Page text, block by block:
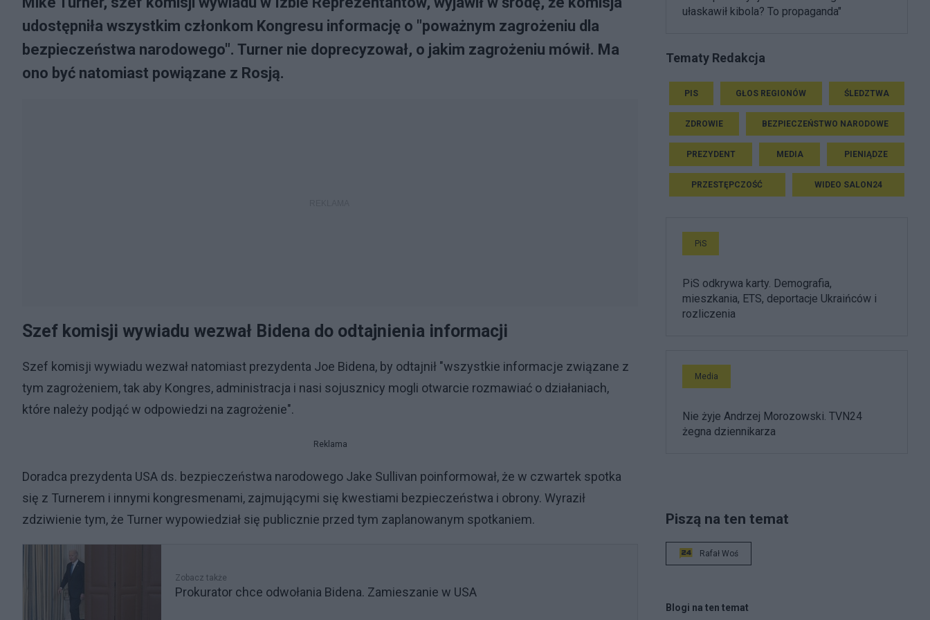
udostępniła wszystkim członkom Kongresu informację o "poważnym zagrożeniu dla
bezpieczeństwa narodowego". Turner nie doprecyzował, o jakim zagrożeniu mówił. Ma
ono być natomiast powiązane z Rosją.
Szef komisji wywiadu wezwał Bidena do odtajnienia informacji
Szef komisji wywiadu wezwał natomiast prezydenta Joe Bidena, by odtajnił "wszystkie informacje związane z
tym zagrożeniem, tak aby Kongres, administracja i nasi sojusznicy mogli otwarcie rozmawiać o działaniach,
które należy podjąć w odpowiedzi na zagrożenie".
Reklama
Doradca prezydenta USA ds. bezpieczeństwa narodowego Jake Sullivan poinformował, że w czwartek spotka
się z Turnerem i innymi kongresmenami, zajmującymi się kwestiami bezpieczeństwa i obrony. Wyraził
zdziwienie tym, że Turner wypowiedział się publicznie przed tym zaplanowanym spotkaniem.
Zobacz także
Prokurator chce odwołania Bidena. Zamieszanie w USA
ułaskawił kibola? To propaganda"
Tematy Redakcja
PIS GŁOS REGIONÓW ŚLEDZTWA
ZDROWIE BEZPIECZEŃSTWO NARODOWE
PREZYDENT MEDIA PIENIĄDZE
PRZESTĘPCZOŚĆ WIDEO SALON24
PiS
PiS odkrywa karty. Demografia,
mieszkania, ETS, deportacje Ukraińców i
rozliczenia
Media
Nie żyje Andrzej Morozowski. TVN24
żegna dziennikarza
Piszą na ten temat
Rafał Woś
Blogi na ten temat